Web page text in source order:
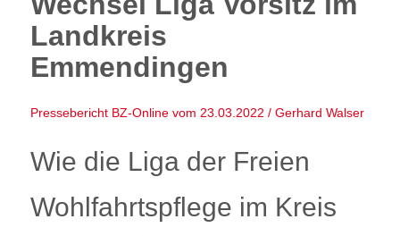
Landkreis
Emmendingen
Pressebericht BZ-Online vom 23.03.2022 / Gerhard Walser
Wie die Liga der Freien
Wohlfahrtspflege im Kreis